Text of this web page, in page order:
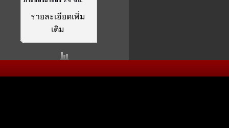
รายละเอียดเพิ่ม
เติม